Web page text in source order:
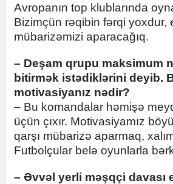
Avropanın top klublarında
Bizimçün rəqibin fərqi yoxdur,
mübarizəmizi aparacağıq.
– Deşam qrupu maksimum
bitirmək istədiklərini deyib.
motivasiyanız nədir?
– Bu komandalar həmişə
üçün çıxır. Motivasiyamız
qarşı mübarizə aparmaq,
Futbolçular belə oyunlarla
– Əvvəl yerli məşqçi davası